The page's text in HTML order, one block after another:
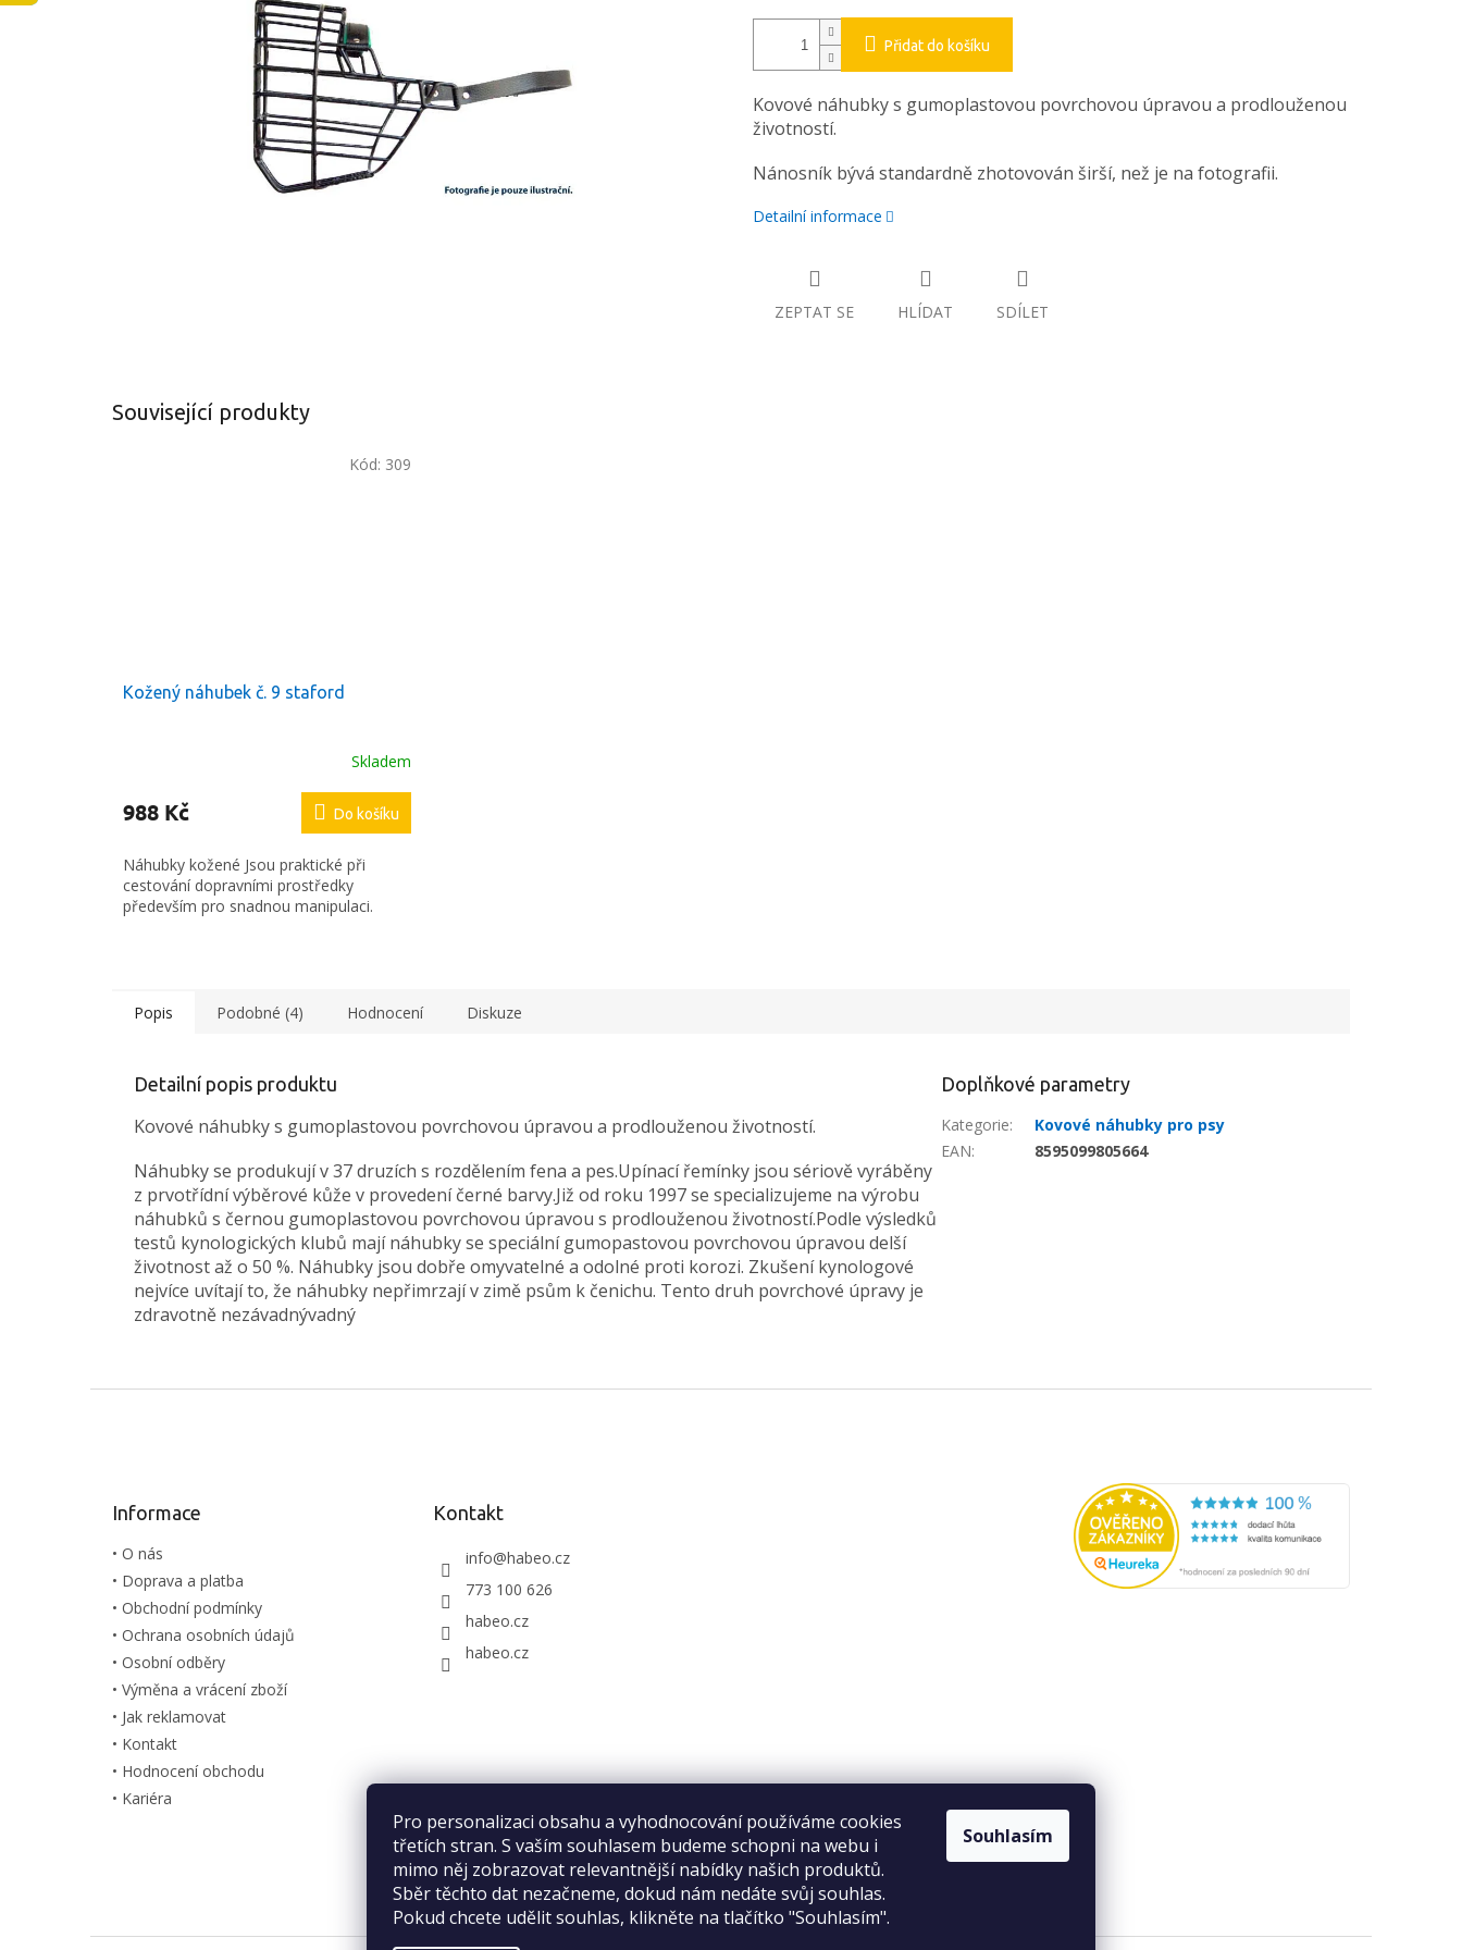
Pro personalizaci obsahu a vyhodnocování používáme cookies
třetích stran. S vaším souhlasem budeme schopni na webu i
mimo něj zobrazovat relevantnější nabídky našich produktů.
Sběr těchto dat nezačneme, dokud nám nedáte svůj souhlas.
Pokud chcete udělit souhlas, klikněte na tlačítko "Souhlasím".
Souhlasím
Přidat do košíku
Kovové náhubky s gumoplastovou povrchovou úpravou a prodlouženou
životností.
Nánosník bývá standardně zhotovován širší, než je na fotografii.
Detailní informace
ZEPTAT SE HLÍDAT SDÍLET
Související produkty
Kožený náhubek č. 9 staford
Skladem
988 Kč Do košíku
Náhubky kožené Jsou praktické při
cestování dopravními prostředky
především pro snadnou manipulaci.
Kód: 309
Popis Podobné (4) Hodnocení Diskuze
Detailní popis produktu
Kovové náhubky s gumoplastovou povrchovou úpravou a prodlouženou životností.
Náhubky se produkují v 37 druzích s rozdělením fena a pes.Upínací řemínky jsou sériově vyráběny
z prvotřídní výběrové kůže v provedení černé barvy.Již od roku 1997 se specializujeme na výrobu
náhubků s černou gumoplastovou povrchovou úpravou s prodlouženou životností.Podle výsledků
testů kynologických klubů mají náhubky se speciální gumopastovou povrchovou úpravou delší
životnost až o 50 %. Náhubky jsou dobře omyvatelné a odolné proti korozi. Zkušení kynologové
nejvíce uvítají to, že náhubky nepřimrzají v zimě psům k čenichu. Tento druh povrchové úpravy je
zdravotně nezávadnývadný
Doplňkové parametry
Kategorie:
Kovové náhubky pro psy
EAN: 8595099805664
Informace
• O nás
• Doprava a platba
• Obchodní podmínky
• Ochrana osobních údajů
• Osobní odběry
• Výměna a vrácení zboží
• Jak reklamovat
• Kontakt
• Hodnocení obchodu
• Kariéra
Kontakt
info@habeo.cz
773 100 626
habeo.cz
habeo.cz
Recenze na Habeo.cz